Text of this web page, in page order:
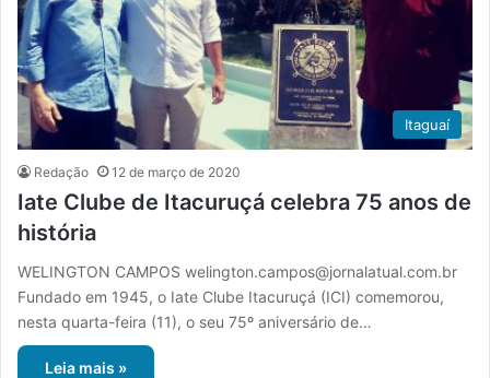
Itaguaí
Redação 12 de março de 2020
Iate Clube de Itacuruçá celebra 75 anos de
história
WELINGTON CAMPOS welington.campos@jornalatual.com.br
Fundado em 1945, o Iate Clube Itacuruçá (ICI) comemorou,
nesta quarta-feira (11), o seu 75º aniversário de…
Leia mais »